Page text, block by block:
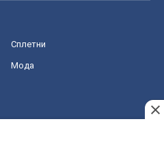
Сплетни
Мода